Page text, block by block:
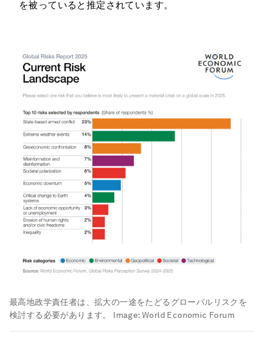
を被っていると推定されています。
最高地政学責任者は、拡大の一途をたどるグローバルリスクを
検討する必要があります。
Image:World Economic Forum